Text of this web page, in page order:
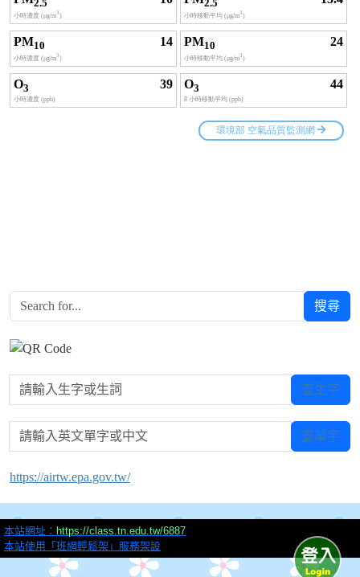
搜尋
請輸入生字或生詞 查生字
請輸入英文單字或中文 查單字
https://airtw.epa.gov.tw/
本站網址： https://class.tn.edu.tw/6887
本站使用「班網輕鬆架」服務架設